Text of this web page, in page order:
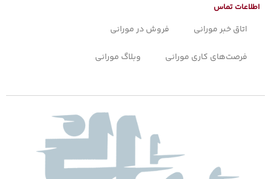
اطلاعات تماس
اتاق خبر مورانی فروش در مورانی
فرصت‌های کاری مورانی وبلاگ مورانی